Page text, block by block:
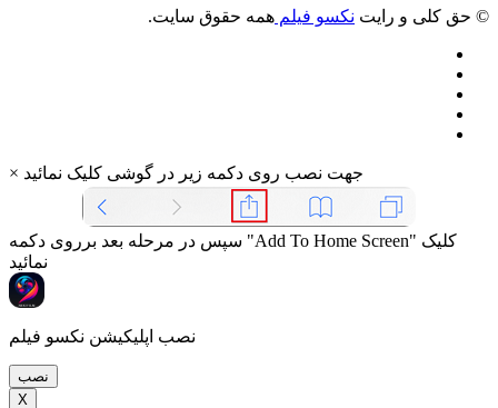
© حق کلی و رایت نکسو فیلم همه حقوق سایت.
× جهت نصب روی دکمه زیر در گوشی کلیک نمائید
سپس در مرحله بعد برروی دکمه "Add To Home Screen" کلیک
نمائید
نصب اپلیکیشن نکسو فیلم
نصب
X